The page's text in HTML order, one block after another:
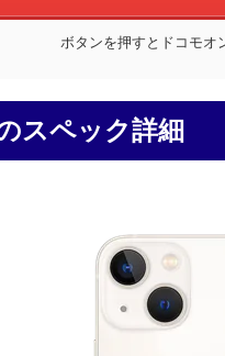
ボタンを押すとドコモオ
スペック詳細